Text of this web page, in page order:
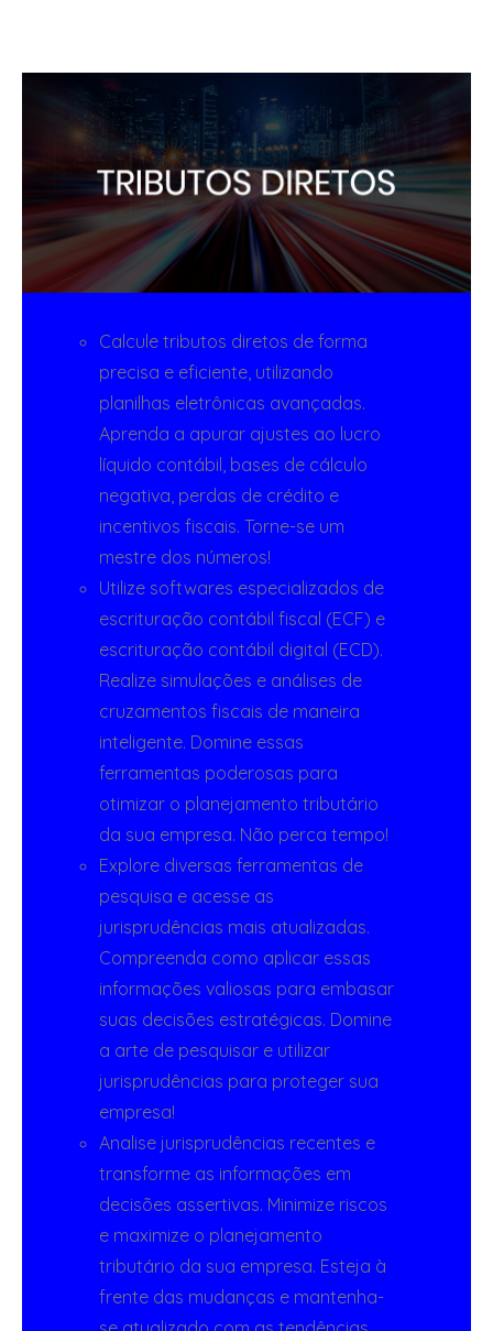
Calcule tributos diretos de forma
precisa e eficiente, utilizando
planilhas eletrônicas avançadas.
Aprenda a apurar ajustes ao lucro
líquido contábil, bases de cálculo
negativa, perdas de crédito e
incentivos fiscais. Torne-se um
mestre dos números!
Utilize softwares especializados de
escrituração contábil fiscal (ECF) e
escrituração contábil digital (ECD).
Realize simulações e análises de
cruzamentos fiscais de maneira
inteligente. Domine essas
ferramentas poderosas para
otimizar o planejamento tributário
da sua empresa. Não perca tempo!
Explore diversas ferramentas de
pesquisa e acesse as
jurisprudências mais atualizadas.
Compreenda como aplicar essas
informações valiosas para embasar
suas decisões estratégicas. Domine
a arte de pesquisar e utilizar
jurisprudências para proteger sua
empresa!
Analise jurisprudências recentes e
transforme as informações em
decisões assertivas. Minimize riscos
e maximize o planejamento
tributário da sua empresa. Esteja à
frente das mudanças e mantenha-